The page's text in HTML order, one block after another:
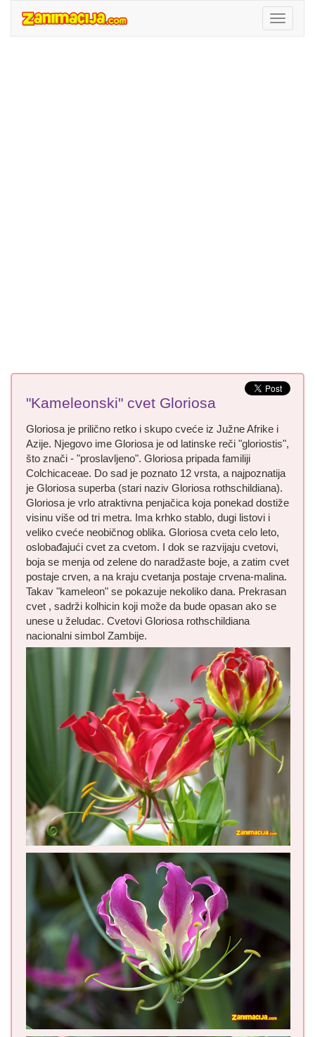
"Kameleonski" cvet Gloriosa
Gloriosa je prilično retko i skupo cveće iz Južne Afrike i
Azije. Njegovo ime Gloriosa je od latinske reči "gloriostis",
što znači - "proslavljeno". Gloriosa pripada familiji
Colchicaceae. Do sad je poznato 12 vrsta, a najpoznatija
je Gloriosa superba (stari naziv Gloriosa rothschildiana).
Gloriosa je vrlo atraktivna penjačica koja ponekad dostiže
visinu više od tri metra. Ima krhko stablo, dugi listovi i
veliko cveće neobičnog oblika. Gloriosa cveta celo leto,
oslobađajući cvet za cvetom. I dok se razvijaju cvetovi,
boja se menja od zelene do naradžaste boje, a zatim cvet
postaje crven, a na kraju cvetanja postaje crvena-malina.
Takav "kameleon" se pokazuje nekoliko dana. Prekrasan
cvet , sadrži kolhicin koji može da bude opasan ako se
unese u želudac. Cvetovi Gloriosa rothschildiana
nacionalni simbol Zambije.